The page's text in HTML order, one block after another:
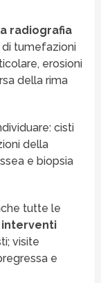
radiografia
di tumefazioni
erosioni
della rima
cisti
della
e biopsia
tutte le
interventi
visite
e